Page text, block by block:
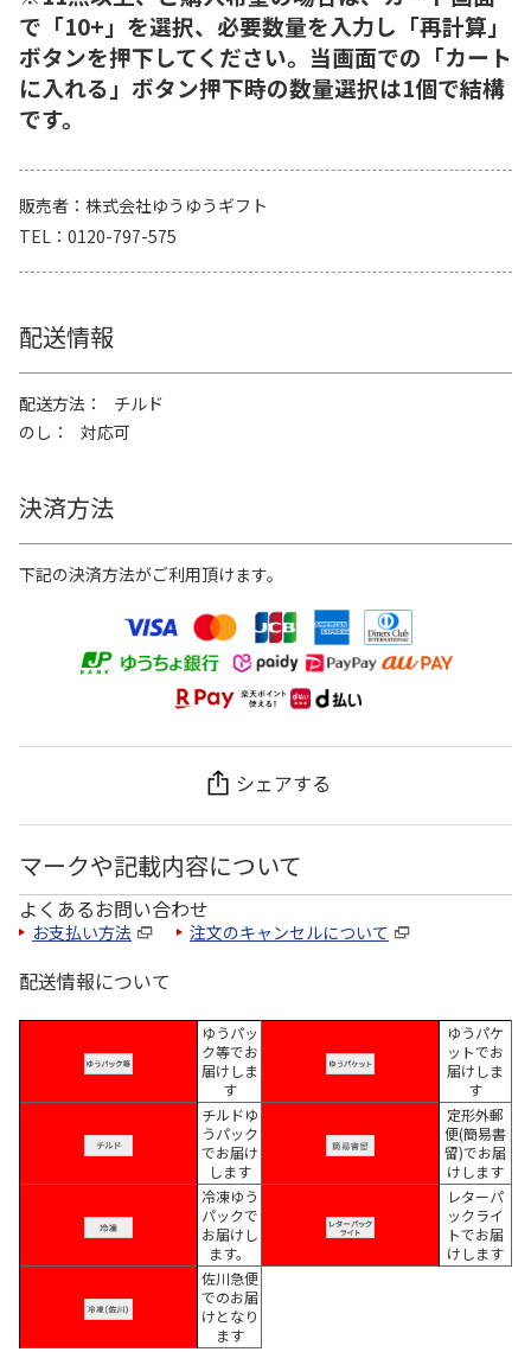
で「10+」を選択、必要数量を入力し「再計算」
ボタンを押下してください。当画面での「カート
に入れる」ボタン押下時の数量選択は1個で結構
です。
販売者
株式会社ゆうゆうギフト
TEL
0120-797-575
配送情報
配送方法
チルド
のし
対応可
決済方法
下記の決済方法がご利用頂けます。
シェアする
マークや記載内容について
よくあるお問い合わせ
お支払い方法 注文のキャンセルについて
配送情報について
ゆうパッ
ク等でお
届けしま
す
ゆうパケ
ットでお
届けしま
す
チルドゆ
うパック
でお届け
します
定形外郵
便(簡易書
留)でお届
けします
冷凍ゆう
パックで
お届けし
ます。
レターパ
ックライ
トでお届
けします
佐川急便
でのお届
けとなり
ます